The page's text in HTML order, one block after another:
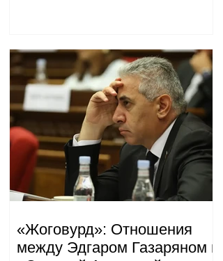
«Жоговурд»: Отношения
между Эдгаром Газаряном и